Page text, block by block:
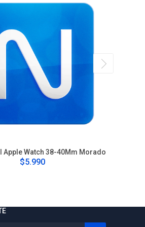
Apple Watch 38-40Mm Morado
$5.990